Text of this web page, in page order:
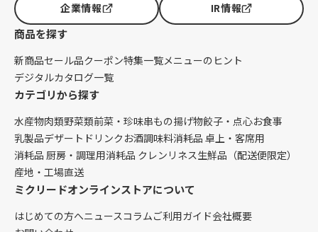
企業情報 IR情報
商品を探す
新商品セール品クーポン特集一覧メニューのヒント
デジタルカタログ一覧
カテゴリから探す
水産物肉類野菜類前菜・珍味串もの揚げ物餃子・点心お食事
乳製品デザート ドリンク お酒調味料消耗品 卓上・客席用
消耗品 厨房・調理用消耗品 クレンリネス生鮮品（配送便限定）
産地・工場直送
ミクリードオンラインストアについて
はじめての方へニュースコラムご利用ガイド会社概要